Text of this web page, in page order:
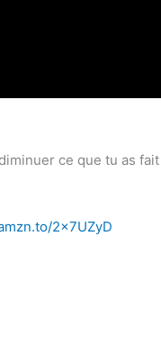
ce que tu as
2x7UZyD